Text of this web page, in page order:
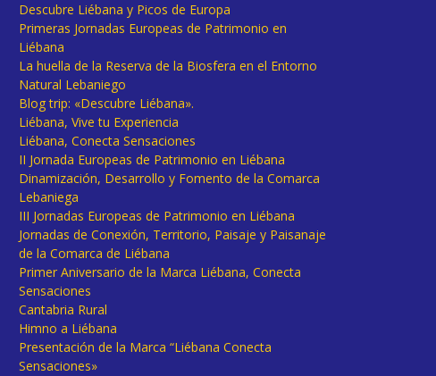
Descubre Liébana y Picos de Europa
Primeras Jornadas Europeas de Patrimonio en
Liébana
La huella de la Reserva de la Biosfera en el Entorno
Natural Lebaniego
Blog trip: «Descubre Liébana».
Liébana, Vive tu Experiencia
Liébana, Conecta Sensaciones
II Jornada Europeas de Patrimonio en Liébana
Dinamización, Desarrollo y Fomento de la Comarca
Lebaniega
III Jornadas Europeas de Patrimonio en Liébana
Jornadas de Conexión, Territorio, Paisaje y Paisanaje
de la Comarca de Liébana
Primer Aniversario de la Marca Liébana, Conecta
Sensaciones
Cantabria Rural
Himno a Liébana
Presentación de la Marca “Liébana Conecta
Sensaciones»